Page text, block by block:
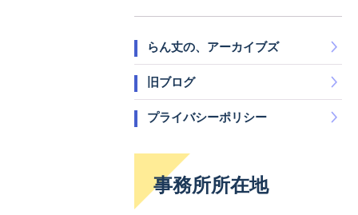
らん丈の、アーカイブズ
旧ブログ
プライバシーポリシー
事務所所在地